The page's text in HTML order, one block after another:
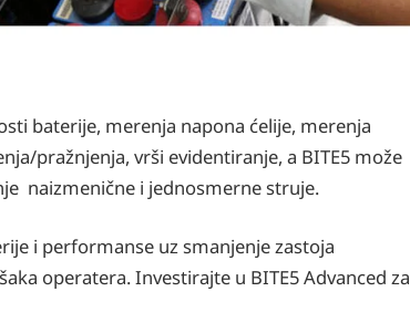
baterije, merenja napona ćelije, merenja
pražnjenja, vrši evidentiranje, a BITE5 može
naizmenične i jednosmerne struje.
i performanse uz smanjenje zastoja
operatera. Investirajte u BITE5 Advanced za